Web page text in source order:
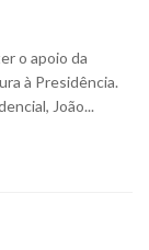
o apoio da
à Presidência.
João...